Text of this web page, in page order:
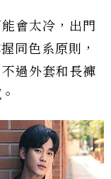
會太冷，出門
同色系原則，
過外套和長褲